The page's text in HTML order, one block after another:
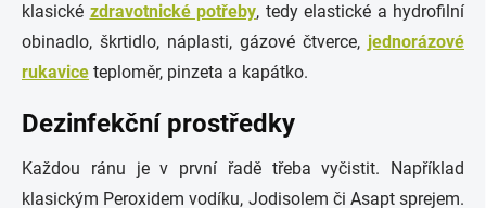
klasické zdravotnické potřeby, tedy elastické a hydrofilní
obinadlo, škrtidlo, náplasti, gázové čtverce, jednorázové
rukavice teploměr, pinzeta a kapátko.
Dezinfekční prostředky
Každou ránu je v první řadě třeba vyčistit. Například
klasickým Peroxidem vodíku, Jodisolem či Asapt sprejem.